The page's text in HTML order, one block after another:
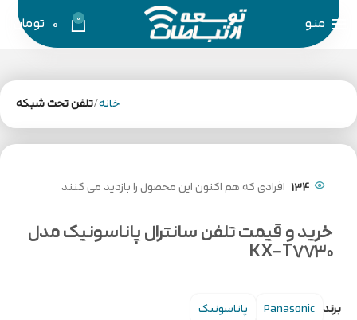
منو 0
0 تومان
خانه تلفن تحت شبکه
134 افرادی که هم اکنون این محصول را بازدید می کنند
خرید و قیمت تلفن سانترال پاناسونیک مدل
KX-T7730
برند Panasonic پاناسونیک